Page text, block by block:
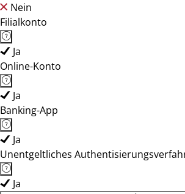
Nein
Filialkonto
Ja
Online-Konto
Ja
Banking-App
Ja
Unentgeltliches
Ja